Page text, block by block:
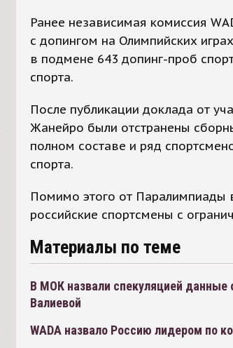
Ранее независимая комиссия
с допингом на Олимпийских
в подмене 643 допинг-проб
спорта.
После публикации доклада от
Жанейро были отстранены
полном составе и ряд
спорта.
Помимо этого от Паралимпиады
российские спортсмены с
Материалы по теме
В МОК назвали спекуляцией
Валиевой
WADA назвало Россию лидером по